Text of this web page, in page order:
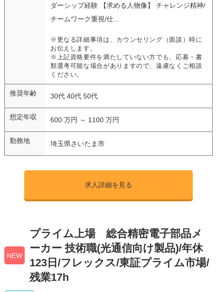
ダーシップ経験 【求める人物像】 チャレンジ精神/
チームワーク重視/仕...
※更なる詳細事項は、カウンセリング（面談）時に
お伝えします。
※上記資格要件を満たしていない方でも、応募・書
類選考可能な場合がありますので、遠慮なくご相談
ください。
推奨年齢 30代 40代 50代
想定年収 600 万円 ～ 1100 万円
勤務地 埼玉県さいたま市
求人詳細を見る
NEW
プライム上場 総合精密電子部品メ
ーカー 技術職(光通信向け製品)/年休
123日/フレックス/東証プライム市場/
残業17h